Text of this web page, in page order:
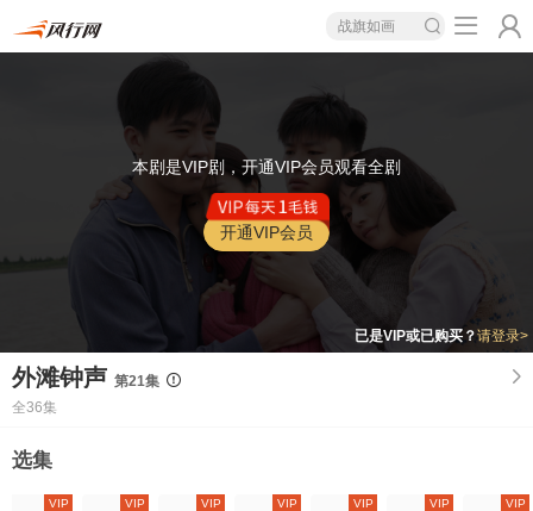
战旗如画
本剧是VIP剧，开通VIP会员观看全剧
开通VIP会员
已是VIP或已购买？请登录>
外滩钟声 第21集
全36集
选集
VIP VIP VIP VIP VIP VIP VIP